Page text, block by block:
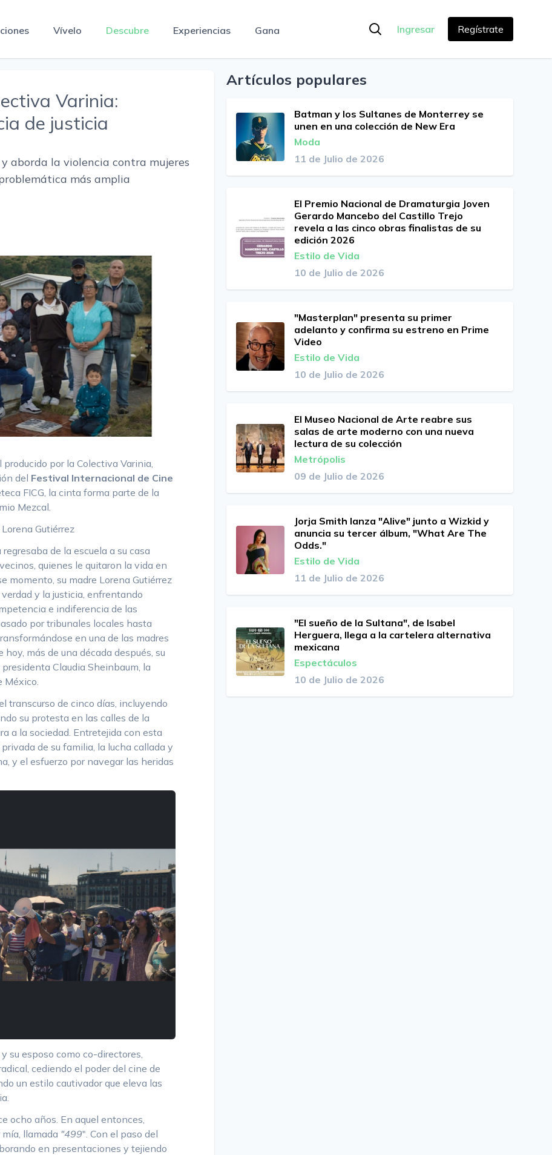
Vívelo Descubre Experiencias Gana Ingresar Regístrate
Varinia:
de justicia
aborda la violencia contra mujeres
más amplia
por la Colectiva Varinia,
del Festival Internacional de Cine
FICG, la cinta forma parte de la
Mezcal.
Gutiérrez
de la escuela a su casa
quienes le quitaron la vida en
momento, su madre Lorena Gutiérrez
y la justicia, enfrentando
e indiferencia de las
por tribunales locales hasta
en una de las madres
más de una década después, su
Claudia Sheinbaum, la
México.
transcurso de cinco días, incluyendo
su protesta en las calles de la
a la sociedad. Entretejida con esta
de su familia, la lucha callada y
y el esfuerzo por navegar las heridas
su esposo como co-directores,
cediendo el poder del cine de
un estilo cautivador que eleva las
ocho años. En aquel entonces,
llamada "499". Con el paso del
en presentaciones y tejiendo
Artículos populares
Batman y los Sultanes de Monterrey se
unen en una colección de New Era
Moda
11 de Julio de 2026
El Premio Nacional de Dramaturgia Joven
Gerardo Mancebo del Castillo Trejo
revela a las cinco obras finalistas de su
edición 2026
Estilo de Vida
10 de Julio de 2026
"Masterplan" presenta su primer
adelanto y confirma su estreno en Prime
Video
Estilo de Vida
10 de Julio de 2026
El Museo Nacional de Arte reabre sus
salas de arte moderno con una nueva
lectura de su colección
Metrópolis
09 de Julio de 2026
Jorja Smith lanza "Alive" junto a Wizkid y
anuncia su tercer álbum, "What Are The
Odds."
Estilo de Vida
11 de Julio de 2026
"El sueño de la Sultana", de Isabel
Herguera, llega a la cartelera alternativa
mexicana
Espectáculos
10 de Julio de 2026